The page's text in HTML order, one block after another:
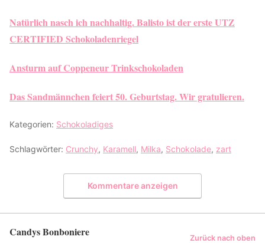
Natürlich nasch ich nachhaltig. Balisto ist der erste UTZ
CERTIFIED Schokoladenriegel
Ansturm auf Coppeneur Trinkschokoladen
Das Sandmännchen feiert 50. Geburtstag. Wir gratulieren.
Kategorien: Schokoladiges
Schlagwörter: Crunchy, Karamell, Milka, Schokolade, zart
Kommentare anzeigen
Candys Bonboniere Zurück nach oben